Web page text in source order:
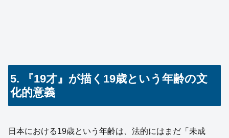
5. 『19才』が描く19歳という年齢の文
化的意義
日本における19歳という年齢は、法的にはまだ「未成